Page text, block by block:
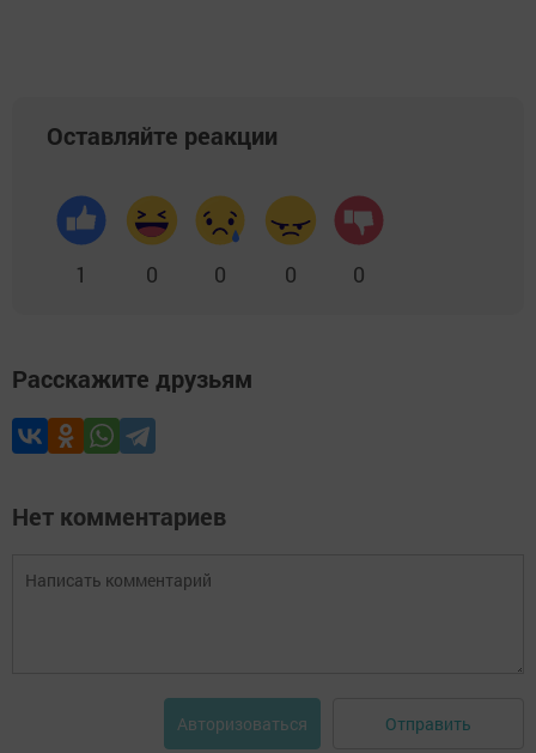
Оставляйте реакции
1 0 0 0 0
Расскажите друзьям
Нет комментариев
Авторизоваться Отправить